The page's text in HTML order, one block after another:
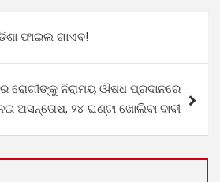
ଫାଇଲ ଗାଏବ!
ରୋଗୀଙ୍କୁ ନିରାମୟ ଔଷଧ ପ୍ରଦାନରେ
ଅସନ୍ତୋଷ, ୨୪ ଘଣ୍ଟା ଖୋଲିବା ଦାବୀ